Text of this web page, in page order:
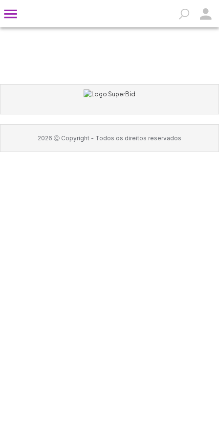
2026 Ⓒ Copyright - Todos os direitos reservados